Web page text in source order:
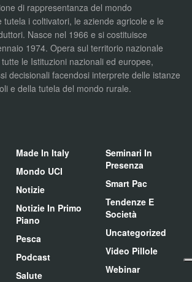
di rappresentanza del mondo
tutela i coltivatori, le aziende agricole e le
Nasce nel 1966 e si costituisce
1974. Opera sul territorio nazionale
le Istituzioni nazionali ed europee,
decisionali facendosi interprete delle istanze
e della tutela del mondo rurale.
Made In Italy
Mondo UCI
Notizie
Notizie In Primo
Piano
Pesca
Podcast
Salute
Seminari In
Presenza
Smart Pac
Tendenze E
Società
Uncategorized
Video Pillole
Webinar